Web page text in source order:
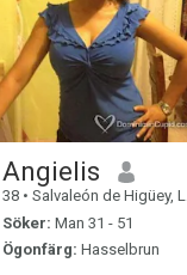
Angielis
38 • Salvaleón de Higüey, La Altagracia, Dominikanska Rep.
Söker: Man 31 - 51
Ögonfärg: Hasselbrun